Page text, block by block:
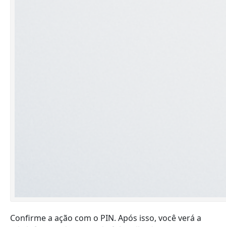
Confirme a ação com o PIN. Após isso, você verá a